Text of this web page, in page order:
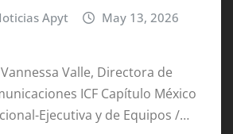
Apyt
May 13, 2026
Vannessa Valle, Directora de
ICF Capítulo México
Ejecutiva y de Equipos /…